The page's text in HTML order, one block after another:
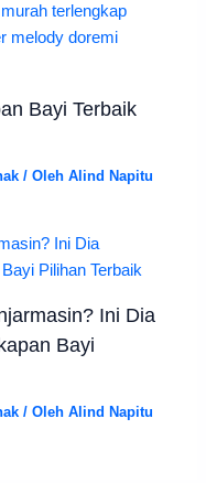
Bayi Terbaik
/ OlehAlind Napitu
Ini Dia
Bayi
/ OlehAlind Napitu